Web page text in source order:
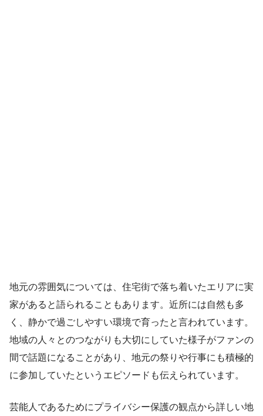
地元の雰囲気については、住宅街で落ち着いたエリアに実
家があると語られることもあります。近所には自然も多
く、静かで過ごしやすい環境で育ったと言われています。
地域の人々とのつながりも大切にしていた様子がファンの
間で話題になることがあり、地元の祭りや行事にも積極的
に参加していたというエピソードも伝えられています。
芸能人であるためにプライバシー保護の観点から詳しい地